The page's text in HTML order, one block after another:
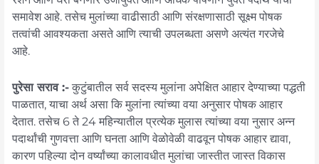
समावेश आहे. तसेच मुलांच्या वाढीसाठी आणि संरक्षणासाठी सूक्ष्म पोषक
तत्वांची आवश्यकता असते आणि त्याची उपलब्धता असणे अत्यंत गरजेचे
आहे.
पुरेसा सराव :-कुटुंबातील सर्व सदस्य मुलांना अपेक्षित आहार देण्याच्या पद्धती
पाळतात, याचा अर्थ असा कि मुलांना त्यांच्या वया अनुसार पोषक आहार
देतात. तसेच 6 ते 24 महिन्यातील प्रत्येक मुलास त्यांच्या वया नुसार अन्न
पदार्थांची गुणवत्ता आणि घनता आणि वेळोवेळी वाढवून पोषक आहार द्यावा,
कारण पहिल्या दोन वर्ष्यांच्या कालावधीत मुलांचा जास्तीत जास्त विकास